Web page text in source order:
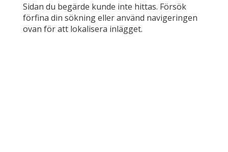
Sidan du begärde kunde inte hittas. Försök
förfina din sökning eller använd navigeringen
ovan för att lokalisera inlägget.